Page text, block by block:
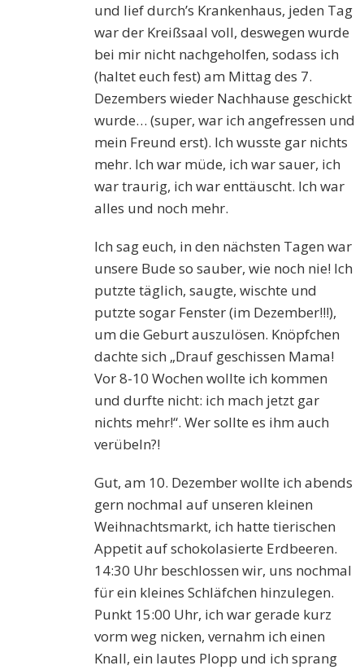
und lief durch’s Krankenhaus, jeden Tag
war der Kreißsaal voll, deswegen wurde
bei mir nicht nachgeholfen, sodass ich
(haltet euch fest) am Mittag des 7.
Dezembers wieder Nachhause geschickt
wurde… (super, war ich angefressen und
mein Freund erst). Ich wusste gar nichts
mehr. Ich war müde, ich war sauer, ich
war traurig, ich war enttäuscht. Ich war
alles und noch mehr.
Ich sag euch, in den nächsten Tagen war
unsere Bude so sauber, wie noch nie! Ich
putzte täglich, saugte, wischte und
putzte sogar Fenster (im Dezember!!!),
um die Geburt auszulösen. Knöpfchen
dachte sich „Drauf geschissen Mama!
Vor 8-10 Wochen wollte ich kommen
und durfte nicht: ich mach jetzt gar
nichts mehr!“. Wer sollte es ihm auch
verübeln?!
Gut, am 10. Dezember wollte ich abends
gern nochmal auf unseren kleinen
Weihnachtsmarkt, ich hatte tierischen
Appetit auf schokolasierte Erdbeeren.
14:30 Uhr beschlossen wir, uns nochmal
für ein kleines Schläfchen hinzulegen.
Punkt 15:00 Uhr, ich war gerade kurz
vorm weg nicken, vernahm ich einen
Knall, ein lautes Plopp und ich sprang